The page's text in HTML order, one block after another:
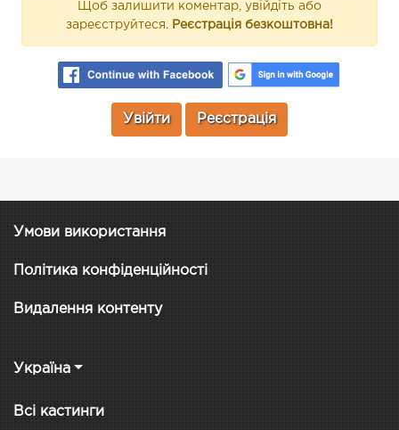
Щоб залишити коментар, увійдіть або
зареєструйтеся. Реєстрація безкоштовна!
Увійти Реєстрація
Умови використання
Політика конфіденційності
Видалення контенту
Україна
Всі кастинги